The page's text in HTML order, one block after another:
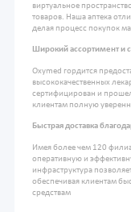
виртуальное
товаров. Наша аптека
делая процесс покупок
Широкий ассортимент и
Oxymed гордится
высококачественных
сертифицирован и
клиентам полную
Быстрая доставка
Имея более чем 120
оперативную и
инфраструктура
обеспечивая клиентам
средствам